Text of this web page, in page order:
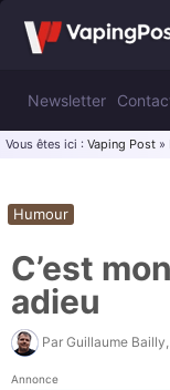
Newsletter
Vous êtes ici : Vaping Post »
Humour
C’est
adieu
Par Guillaume Bailly
Annonce